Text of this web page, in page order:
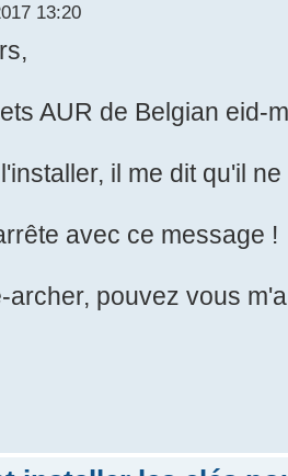
13:20
AUR de Belgian eid-
il me dit qu'il
avec ce message !
archer, pouvez vous